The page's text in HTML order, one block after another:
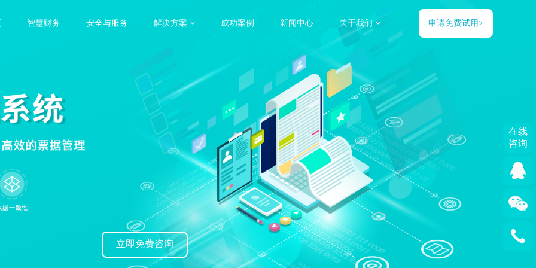
申请免费试用>
智慧财务 安全与服务 解决方案 成功案例 新闻中心 关于我们
立即免费咨询
在线
咨询
在线
咨询